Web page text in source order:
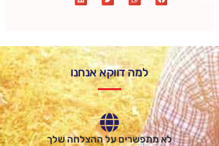
למה דווקא אנחנו
לא מתפשרים על ההצלחה שלך